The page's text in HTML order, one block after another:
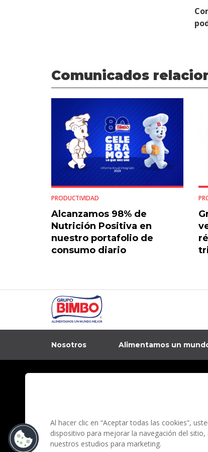
Comunicados
PRODUCTIVIDAD
Alcanzamos 98% de
Nutrición Positiva en
nuestro portafolio de
consumo diario
Nosotros Alimentamos un
Al hacer clic en “Aceptar todas las cookies”,
dispositivo para mejorar la navegación del
nuestros estudios para marketing.